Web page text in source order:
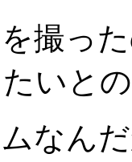
撮っ
いと
なん